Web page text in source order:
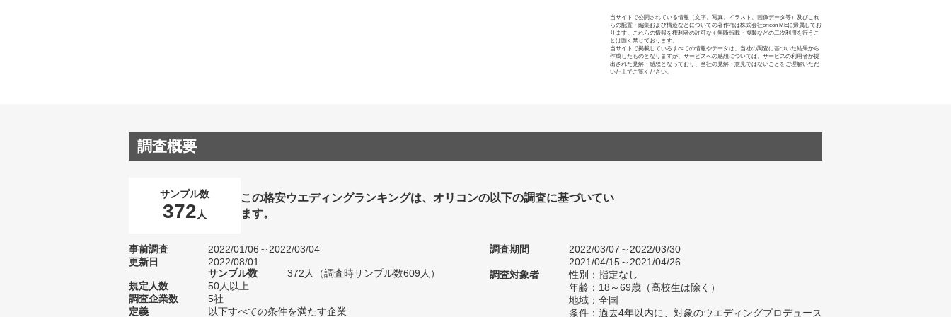
当サイトで公開されている情報（文字、写真、イラスト、画像データ等）及びこれ
らの配置・編集および構造などについての著作権は株式会社oricon MEに帰属してお
ります。これらの情報を権利者の許可なく無断転載・複製などの二次利用を行うこ
とは固く禁じております。
当サイトで掲載しているすべての情報やデータは、当社の調査に基づいた結果から
作成したものとなりますが、サービスへの感想については、サービスの利用者が提
出された見解・感想となっており、当社の見解・意見ではないことをご理解いただ
いた上でご覧ください。
調査概要
サンプル数
372 人
この格安ウエディングランキングは、オリコンの以下の調査に基づいてい
ます。
事前調査
2022/01/06～2022/03/04
更新日
2022/08/01
サンプル数
372人（調査時サンプル数609人）
規定人数
50人以上
調査企業数
5社
定義
以下すべての条件を満たす企業
調査期間
2022/03/07～2022/03/30
2021/04/15～2021/04/26
調査対象者
性別：指定なし
年齢：18～69歳（高校生は除く）
地域：全国
条件：過去4年以内に、対象のウエディングプロデュース